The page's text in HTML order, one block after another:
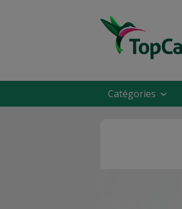
Catégories